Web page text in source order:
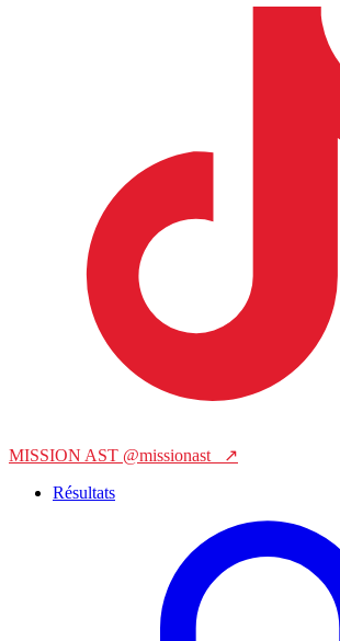
MISSION AST @missionast_
↗
Résultats